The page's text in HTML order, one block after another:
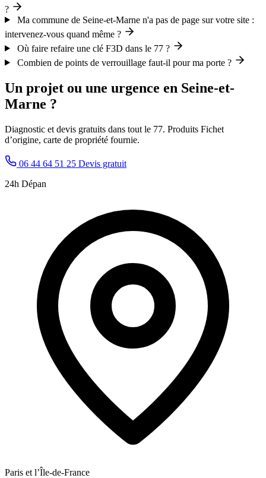
?
Ma commune de Seine-et-Marne n'a pas de page sur votre site :
intervenez-vous quand même ?
Où faire refaire une clé F3D dans le 77 ?
Combien de points de verrouillage faut-il pour ma porte ?
Un projet ou une urgence en Seine-et-
Marne ?
Diagnostic et devis gratuits dans tout le 77. Produits Fichet
d’origine, carte de propriété fournie.
06 44 64 51 25 Devis gratuit
24h Dépan
Paris et l’Île-de-France